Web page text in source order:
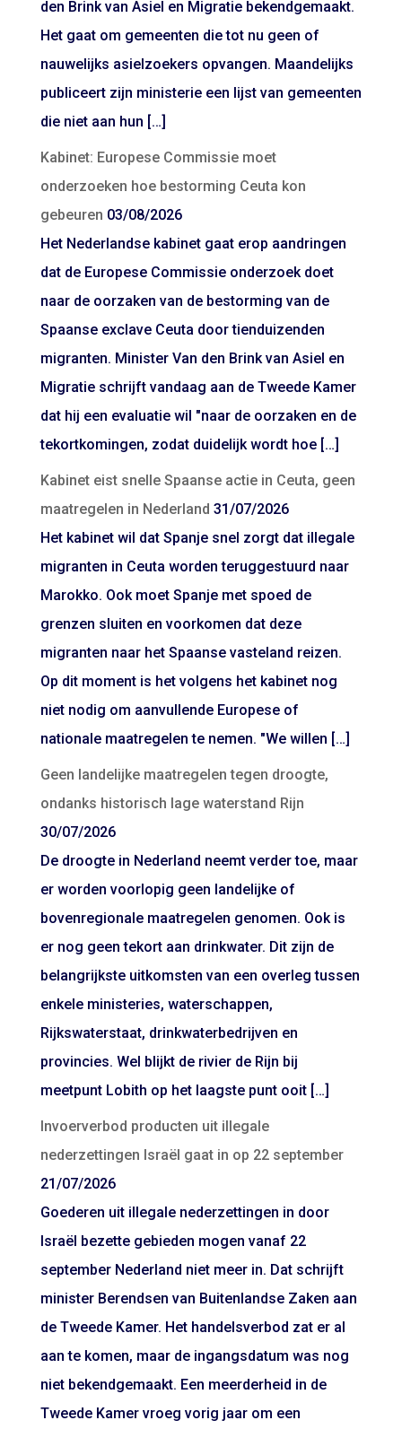
den Brink van Asiel en Migratie bekendgemaakt.
Het gaat om gemeenten die tot nu geen of
nauwelijks asielzoekers opvangen. Maandelijks
publiceert zijn ministerie een lijst van gemeenten
die niet aan hun […]
Kabinet: Europese Commissie moet
onderzoeken hoe bestorming Ceuta kon
gebeuren 03/08/2026
Het Nederlandse kabinet gaat erop aandringen
dat de Europese Commissie onderzoek doet
naar de oorzaken van de bestorming van de
Spaanse exclave Ceuta door tienduizenden
migranten. Minister Van den Brink van Asiel en
Migratie schrijft vandaag aan de Tweede Kamer
dat hij een evaluatie wil "naar de oorzaken en de
tekortkomingen, zodat duidelijk wordt hoe […]
Kabinet eist snelle Spaanse actie in Ceuta, geen
maatregelen in Nederland 31/07/2026
Het kabinet wil dat Spanje snel zorgt dat illegale
migranten in Ceuta worden teruggestuurd naar
Marokko. Ook moet Spanje met spoed de
grenzen sluiten en voorkomen dat deze
migranten naar het Spaanse vasteland reizen.
Op dit moment is het volgens het kabinet nog
niet nodig om aanvullende Europese of
nationale maatregelen te nemen. "We willen […]
Geen landelijke maatregelen tegen droogte,
ondanks historisch lage waterstand Rijn
30/07/2026
De droogte in Nederland neemt verder toe, maar
er worden voorlopig geen landelijke of
bovenregionale maatregelen genomen. Ook is
er nog geen tekort aan drinkwater. Dit zijn de
belangrijkste uitkomsten van een overleg tussen
enkele ministeries, waterschappen,
Rijkswaterstaat, drinkwaterbedrijven en
provincies. Wel blijkt de rivier de Rijn bij
meetpunt Lobith op het laagste punt ooit […]
Invoerverbod producten uit illegale
nederzettingen Israël gaat in op 22 september
21/07/2026
Goederen uit illegale nederzettingen in door
Israël bezette gebieden mogen vanaf 22
september Nederland niet meer in. Dat schrijft
minister Berendsen van Buitenlandse Zaken aan
de Tweede Kamer. Het handelsverbod zat er al
aan te komen, maar de ingangsdatum was nog
niet bekendgemaakt. Een meerderheid in de
Tweede Kamer vroeg vorig jaar om een